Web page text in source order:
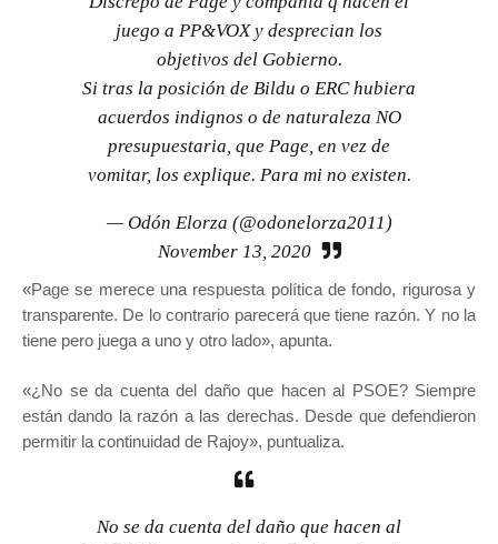
juego a PP&VOX y desprecian los
objetivos del Gobierno.
Si tras la posición de Bildu o ERC hubiera
acuerdos indignos o de naturaleza NO
presupuestaria, que Page, en vez de
vomitar, los explique. Para mi no existen.
— Odón Elorza (@odonelorza2011)
November 13, 2020
«Page se merece una respuesta política de fondo, rigurosa y
transparente. De lo contrario parecerá que tiene razón. Y no la
tiene pero juega a uno y otro lado», apunta.
«¿No se da cuenta del daño que hacen al PSOE? Siempre
están dando la razón a las derechas. Desde que defendieron
permitir la continuidad de Rajoy», puntualiza.
No se da cuenta del daño que hacen al